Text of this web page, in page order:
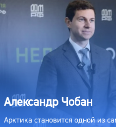
Александр Чобан
Арктика становится одной из